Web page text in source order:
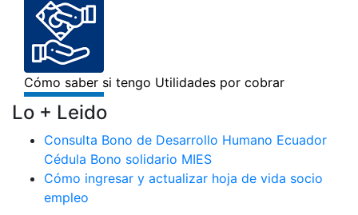
Lo + Leido
Consulta Bono de Desarrollo Humano Ecuador
Cédula Bono solidario MIES
Cómo ingresar y actualizar hoja de vida socio
empleo